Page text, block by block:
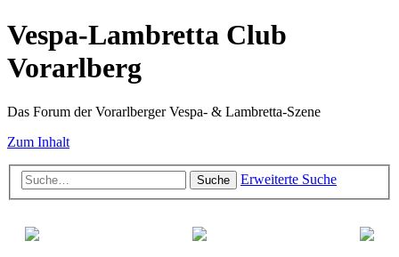
Vespa-Lambretta Club
Vorarlberg
Das Forum der Vorarlberger Vespa- & Lambretta-Szene
Zum Inhalt
Suche Erweiterte Suche